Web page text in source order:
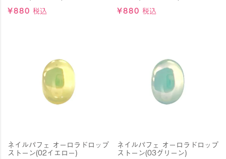
¥880 税込
¥880 税込
ネイルパフェ オーロラドロップ
ストーン(02イエロー)
ネイルパフェ オーロラドロップ
ストーン(03グリーン)